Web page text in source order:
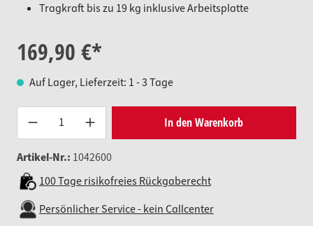
Tragkraft bis zu 19 kg inklusive Arbeitsplatte
169,90 €*
Auf Lager, Lieferzeit: 1 - 3 Tage
Produkt Anzahl: Gib den
In den Warenkorb
Artikel-Nr.: 1042600
100 Tage risikofreies Rückgaberecht
Persönlicher Service - kein Callcenter